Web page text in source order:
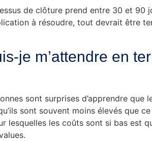
de clôture prend entre 30 et 90
à résoudre, tout devrait être
je m’attendre en
sont surprises d’apprendre que
sont souvent moins élevés que
lesquelles les coûts sont si bas est